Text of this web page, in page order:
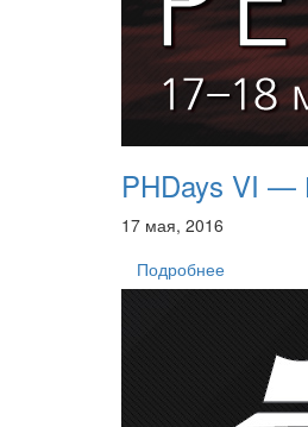
PHDays VI —
17 мая, 2016
Подробнее